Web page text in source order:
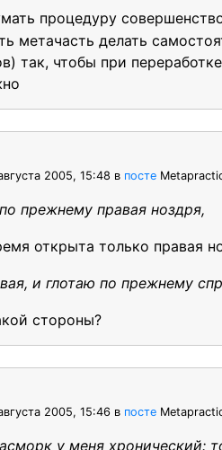
процедуру
метачасть делать
так, чтобы при
2005, 15:48 в посте
прежнему правая ноздря,
открыта только правая
и глотаю по прежнему
стороны?
2005, 15:46 в посте
у меня хронический: